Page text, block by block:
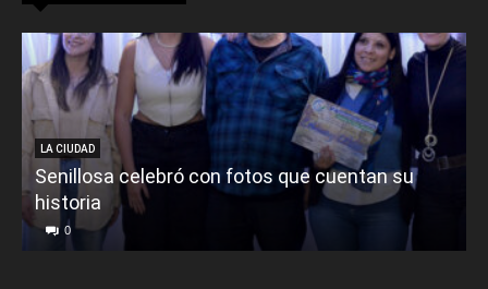
LA CIUDAD
Senillosa celebró con fotos que cuentan su
historia
0